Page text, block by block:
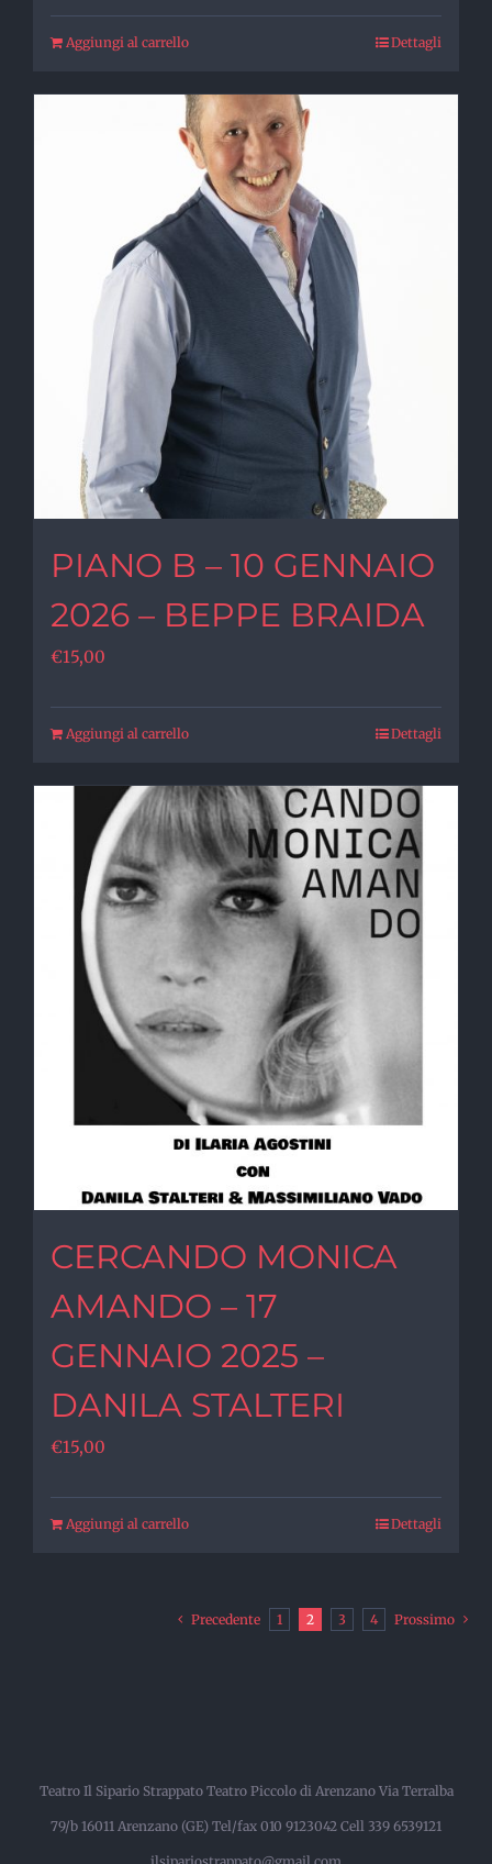
Aggiungi al carrello Dettagli
PIANO B – 10 GENNAIO
2026 – BEPPE BRAIDA
€15,00
Aggiungi al carrello Dettagli
CERCANDO MONICA
AMANDO – 17
GENNAIO 2025 –
DANILA STALTERI
€15,00
Aggiungi al carrello Dettagli
Precedente 1 2 3 4 Prossimo
Teatro Il Sipario Strappato Teatro Piccolo di Arenzano Via Terralba
79/b 16011 Arenzano (GE) Tel/fax 010 9123042 Cell 339 6539121